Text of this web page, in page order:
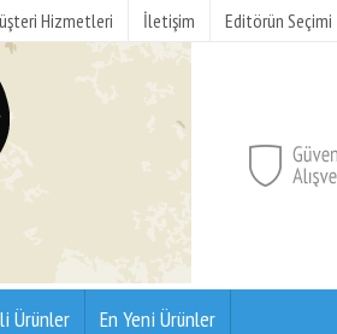
Hizmetleri İletişim Editörün Seçimi
Ürünler En Yeni Ürünler